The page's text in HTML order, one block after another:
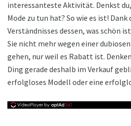
interessanteste Aktivität. Denkst
Mode zu tun hat? So wie es ist!
Verständnisses dessen, was schön
Sie nicht mehr wegen einer
gehen, nur weil es Rabatt ist.
Ding gerade deshalb im Verkauf
erfolgloses Modell oder eine